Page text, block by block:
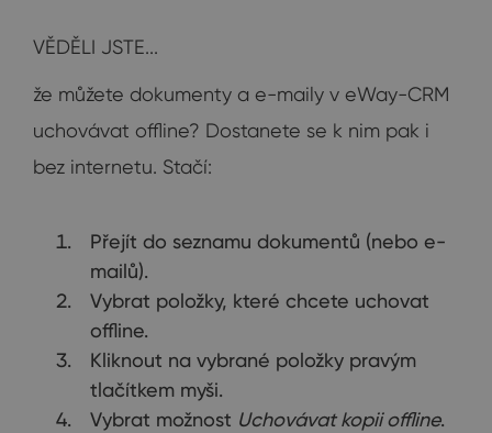
VĚDĚLI JSTE...
že můžete dokumenty a e-maily v eWay-CRM
uchovávat offline? Dostanete se k nim pak i
bez internetu. Stačí:
Přejít do seznamu dokumentů (nebo e-
mailů).
Vybrat položky, které chcete uchovat
offline.
Kliknout na vybrané položky pravým
tlačítkem myši.
Vybrat možnost Uchovávat kopii offline.